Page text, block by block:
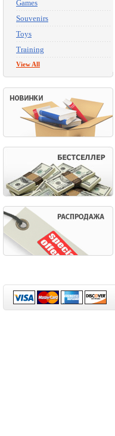
Games
Souvenirs
Toys
Training
View All